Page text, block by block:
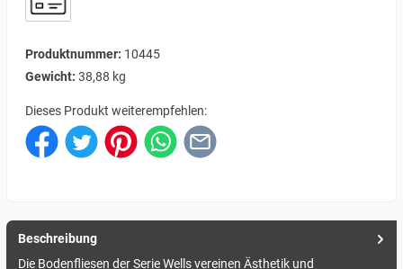
Produktnummer: 10445
Gewicht: 38,88 kg
Dieses Produkt weiterempfehlen:
Beschreibung
Die Bodenfliesen der Serie Wells vereinen Ästhetik und